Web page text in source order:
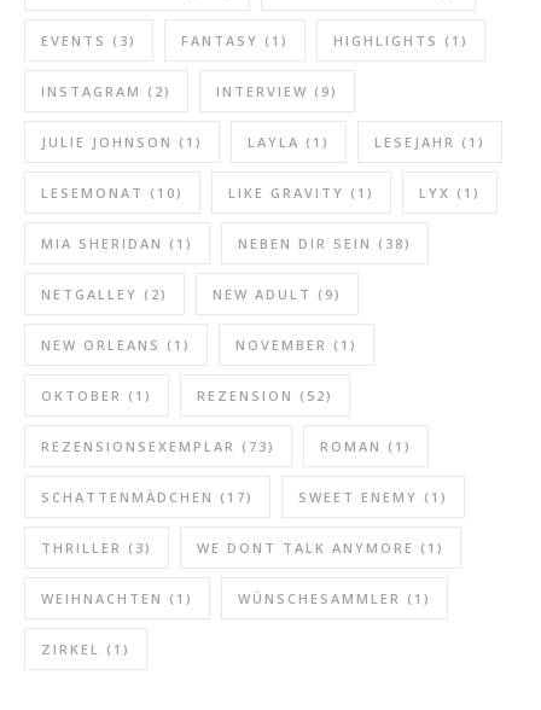
EVENTS (3) FANTASY (1) HIGHLIGHTS (1)
INSTAGRAM (2) INTERVIEW (9)
JULIE JOHNSON (1) LAYLA (1) LESEJAHR (1)
LESEMONAT (10) LIKE GRAVITY (1) LYX (1)
MIA SHERIDAN (1) NEBEN DIR SEIN (38)
NETGALLEY (2) NEW ADULT (9)
NEW ORLEANS (1) NOVEMBER (1)
OKTOBER (1) REZENSION (52)
REZENSIONSEXEMPLAR (73) ROMAN (1)
SCHATTENMÄDCHEN (17) SWEET ENEMY (1)
THRILLER (3) WE DONT TALK ANYMORE (1)
WEIHNACHTEN (1) WÜNSCHESAMMLER (1)
ZIRKEL (1)